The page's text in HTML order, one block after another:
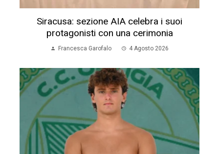
Siracusa: sezione AIA celebra i suoi
protagonisti con una cerimonia
Francesca Garofalo 4 Agosto 2026